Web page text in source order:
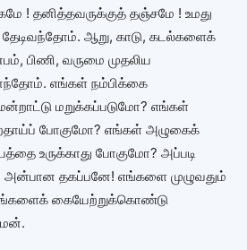
! தனித்தவருக்குத் தஞ்சமே ! உமது
ஆறு, காடு, கடல்களைக்
பிணி, வருமை முதலிய
எங்கள் நம்பிக்கை
மறுக்கப்படுமோ? எங்கள்
போகுமோ? எங்கள் அழுகைக்
உருக்காது போகுமோ? அப்படி
தகப்பனே! எங்களை முழுவதும்
கையேற்றுக்கொண்டு